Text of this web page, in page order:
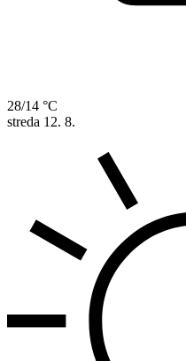
28/14 °C
streda 12. 8.